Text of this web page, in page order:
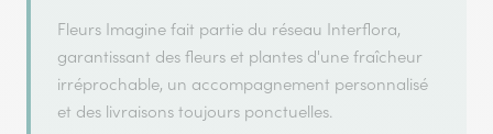
Fleurs Imagine fait partie du réseau Interflora,
garantissant des fleurs et plantes d'une fraîcheur
irréprochable, un accompagnement personnalisé
et des livraisons toujours ponctuelles.